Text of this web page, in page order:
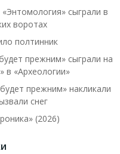
сыграли в
воротах
полтинник
прежним» сыграли на
в «Археологии»
прежним» накликали
снег
(2026)